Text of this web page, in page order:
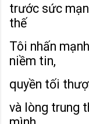
trước sức
thế
Tôi nhấn
niềm tin,
quyền tối
và lòng trung